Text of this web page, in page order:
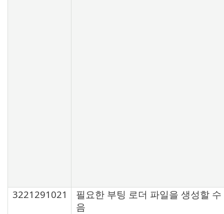
3221291021
필요한 부팅 로더 파일을 생성할 수
음